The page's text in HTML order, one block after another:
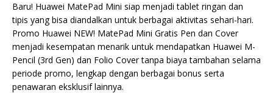
Baru! Huawei MatePad Mini siap menjadi tablet ringan dan
tipis yang bisa diandalkan untuk berbagai aktivitas sehari-hari.
Promo Huawei NEW! MatePad Mini Gratis Pen dan Cover
menjadi kesempatan menarik untuk mendapatkan Huawei M-
Pencil (3rd Gen) dan Folio Cover tanpa biaya tambahan selama
periode promo, lengkap dengan berbagai bonus serta
penawaran eksklusif lainnya.